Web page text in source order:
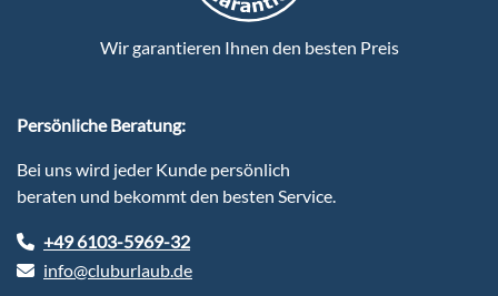
Wir garantieren Ihnen den besten Preis
Persönliche Beratung:
Bei uns wird jeder Kunde persönlich
beraten und bekommt den besten Service.
+49 6103-5969-32
info@cluburlaub.de